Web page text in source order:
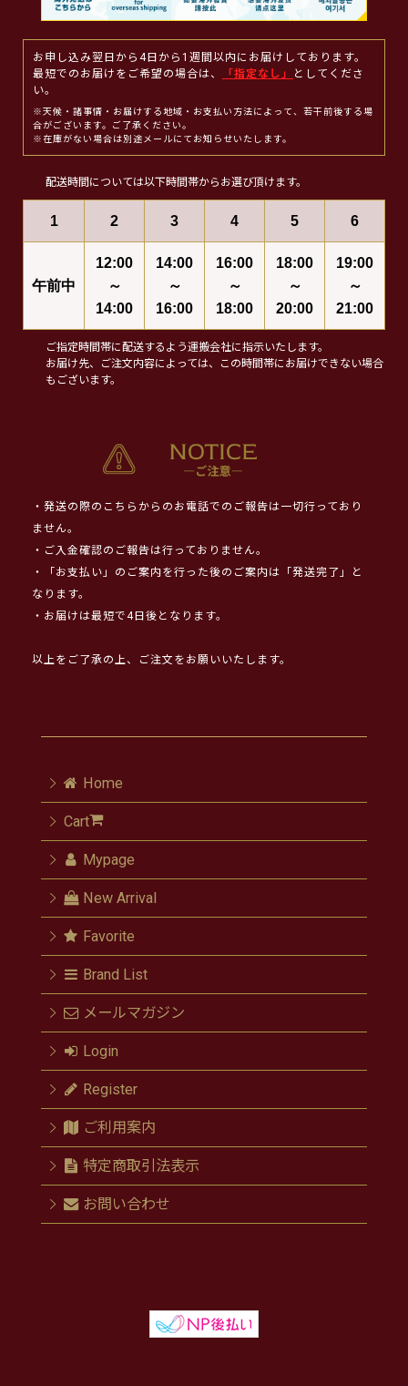
お申し込み翌日から4日から1週間以内にお届けしております。
最短でのお届けをご希望の場合は、
「指定なし」
としてくださ
い。
※天候・諸事情・お届けする地域・お支払い方法によって、若干前後する場
合がございます。ご了承ください。
※在庫がない場合は別途メールにてお知らせいたします。
配送時間については以下時間帯からお選び頂けます。
1 2 3 4 5 6
午前中
12:00
～
14:00
14:00
～
16:00
16:00
～
18:00
18:00
～
20:00
19:00
～
21:00
ご指定時間帯に配送するよう運搬会社に指示いたします。
お届け先、ご注文内容によっては、この時間帯にお届けできない場合
もございます。
・発送の際のこちらからのお電話でのご報告は一切行っており
ません。
・ご入金確認のご報告は行っておりません。
・「お支払い」のご案内を行った後のご案内は「発送完了」と
なります。
・お届けは最短で4日後となります。
以上をご了承の上、ご注文をお願いいたします。
Home
Cart
Mypage
New Arrival
Favorite
Brand List
メールマガジン
Login
Register
ご利用案内
特定商取引法表示
お問い合わせ